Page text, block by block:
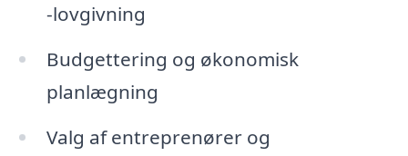
-lovgivning
Budgettering og økonomisk
planlægning
Valg af entreprenører og